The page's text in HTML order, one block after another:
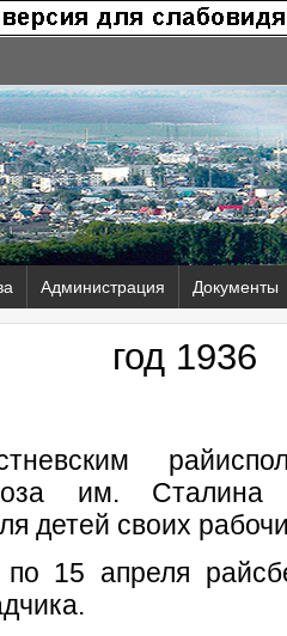
Администрация Документы
год 1936
им. Сталина
детей своих
15 апреля